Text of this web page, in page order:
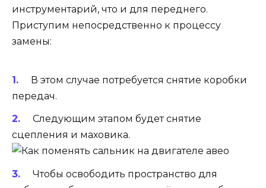
инструментарий, что и для переднего.
Приступим непосредственно к процессу
замены:
В этом случае потребуется снятие коробки
передач.
Следующим этапом будет снятие
сцепления и маховика.
Чтобы освободить пространство для